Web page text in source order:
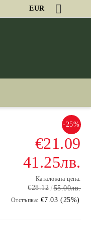
EUR
-25%
€21.09
41.25лв.
Каталожна цена:
€28.12 55.00лв.
Отстъпка: €7.03 (25%)